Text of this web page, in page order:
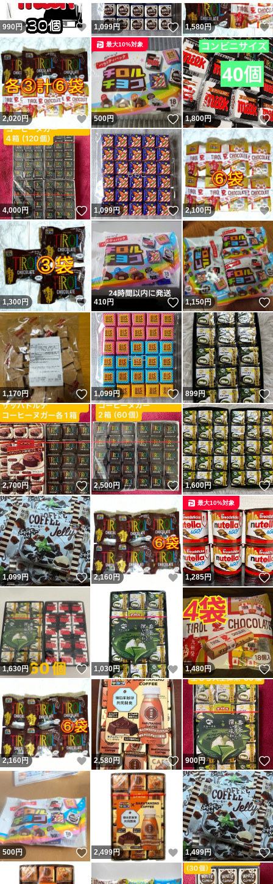
990 円 いいね！
1,099円 いいね！
1,580円
2,020 円 いいね！
500円 いいね！
最大10%対象
1,800円
4,000円 いいね！
1,099円 いいね！
2,100円
1,300円 いいね！
410円 いいね！
1,150円
1,170円 いいね！
1,099円 いいね！
899円
2,700円 いいね！
2,500円 いいね！
1,600円
1,099円 いいね！
2,160 円 いいね！
1,285円
最大10%対象
1,630円 いいね！
1,030円 いいね！
1,480円
2,160 円 いいね！
2,580円 いいね！
900円
500円 いいね！
2,499円 いいね！
1,499円